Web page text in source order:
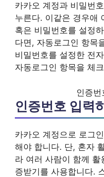
카카오 계정과 비밀번
누른다. 이같은 경우애
혹은 비밀번호를 설정
다면, 자동로그인 항목
비밀번호를 설정한 전
자동로그인 항목을 체
인증번
인증번호 입력
카카오 계정으로 로그
해야 합니다. 단, 혼자
라 여러 사람이 함께 활
증받기를 사용합니다.